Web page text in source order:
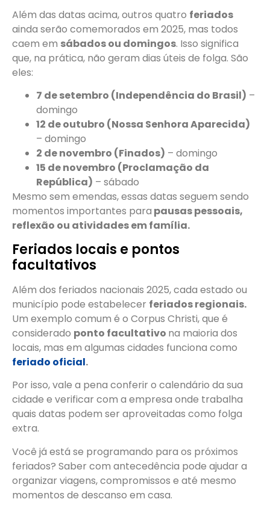
Além das datas acima, outros quatro feriados
ainda serão comemorados em 2025, mas todos
caem em sábados ou domingos. Isso significa
que, na prática, não geram dias úteis de folga. São
eles:
7 de setembro (Independência do Brasil) –
domingo
12 de outubro (Nossa Senhora Aparecida)
– domingo
2 de novembro (Finados) – domingo
15 de novembro (Proclamação da
República) – sábado
Mesmo sem emendas, essas datas seguem sendo
momentos importantes para pausas pessoais,
reflexão ou atividades em família.
Feriados locais e pontos
facultativos
Além dos feriados nacionais 2025, cada estado ou
município pode estabelecer feriados regionais.
Um exemplo comum é o Corpus Christi, que é
considerado ponto facultativo na maioria dos
locais, mas em algumas cidades funciona como
feriado oficial.
Por isso, vale a pena conferir o calendário da sua
cidade e verificar com a empresa onde trabalha
quais datas podem ser aproveitadas como folga
extra.
Você já está se programando para os próximos
feriados? Saber com antecedência pode ajudar a
organizar viagens, compromissos e até mesmo
momentos de descanso em casa.